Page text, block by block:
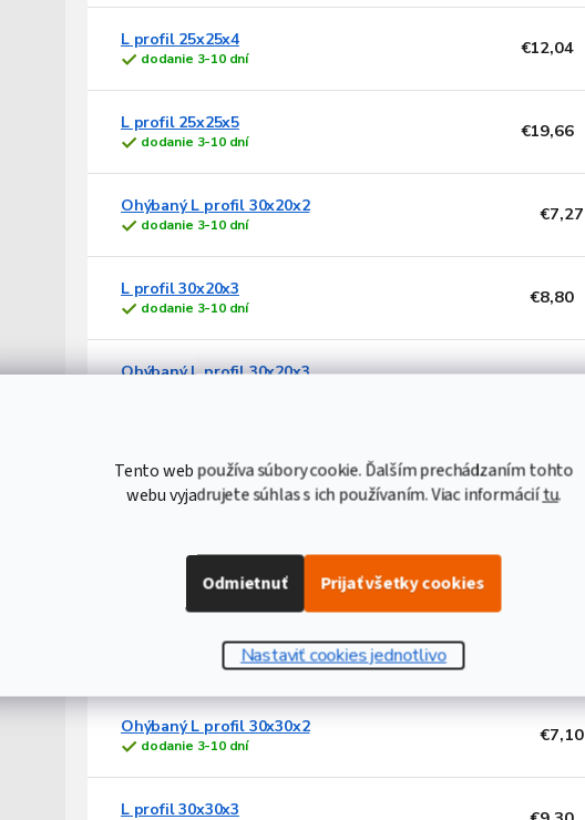
Tento web používa súbory cookie. Ďalším prechádzaním tohto
webu vyjadrujete súhlas s ich používaním. Viac informáciítu.
Nastaviť cookies jednotlivo
Odmietnuť Prijať všetky cookies
L profil 25x25x4
dodanie 3-10 dní €12,04
L profil 25x25x5
dodanie 3-10 dní €19,66
Ohýbaný L profil 30x20x2
dodanie 3-10 dní €7,27
L profil 30x20x3
dodanie 3-10 dní €8,80
Ohýbaný L profil 30x20x3 €8,25
dodanie 3-10 dní €11,48
pozinkovaný 30x22x2
dodanie 3-10 dní
pozinkovaný 30x30x2
dodanie 3-10 dní
Ohýbaný L profil 30x30x2
dodanie 3-10 dní €7,10
L profil 30x30x3